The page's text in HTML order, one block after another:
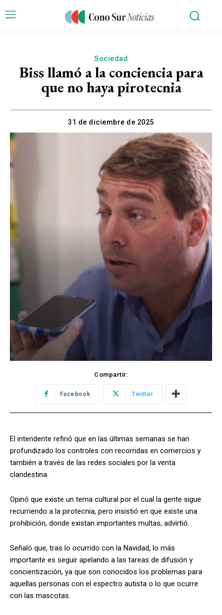
Sociedad
Biss llamó a la conciencia para
que no haya pirotecnia
31 de diciembre de 2025
Compartir:
Facebook Twitter
El intendente refirió que en las últimas semanas se han
profundizado los controles con recorridas en comercios y
también a través de las redes sociales por la venta
clandestina.
Opinó que existe un tema cultural por el cual la gente sigue
recurriendo a la pirotecnia, pero insistió en que existe una
prohibición, donde existan importantes multas, advirtió.
Señaló que, tras lo ocurrido con la Navidad, lo más
importante es seguir apelando a las tareas de difusión y
concientización, ya que son conocidos los problemas para
aquellas personas con el espectro autista o lo que ocurre
con las mascotas.